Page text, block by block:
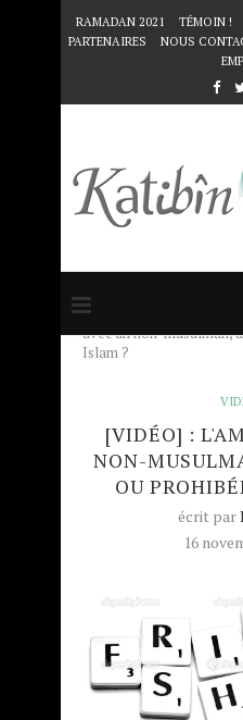
RAMADAN 2021 TÉMOIN !
PARTENAIRES
NOUS
Accueil
avec un non-musulman,
Islam ?
[VIDÉO] :
NON-
OU
écrit par
16